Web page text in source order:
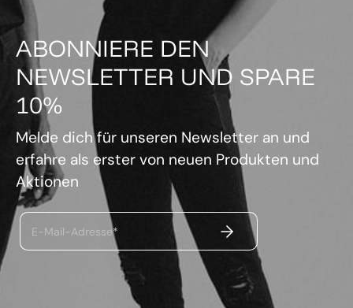
ABONNIERE DEN
NEWSLETTER UND SPARE
10%
Melde dich für unseren Newsletter an und
erfahre als erster von neuen Produkten und
Aktionen
E-Mail-Adresse* ABSENDEN